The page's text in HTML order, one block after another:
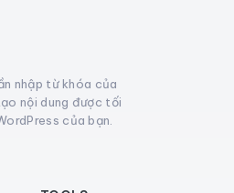
nhập từ khóa của
nội dung được tối
của bạn.